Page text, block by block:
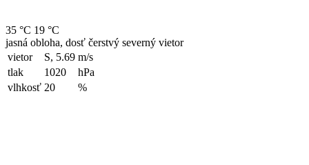
35 °C 19 °C
jasná obloha, dosť čerstvý severný vietor
vietor
S, 5.69 m/s
tlak
1020
hPa
vlhkosť 20 %